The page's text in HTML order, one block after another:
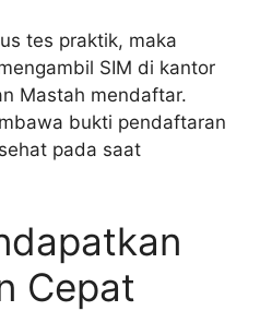
tes praktik, maka
SIM di kantor
Mastah mendaftar.
bukti pendaftaran
pada saat
Cepat